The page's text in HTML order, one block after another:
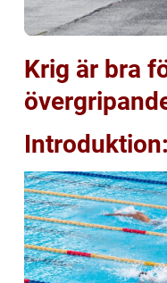
Krig är bra
Introduktion: